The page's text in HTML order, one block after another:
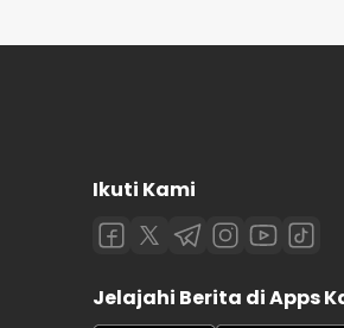
Ikuti Kami
Jelajahi Berita di Apps